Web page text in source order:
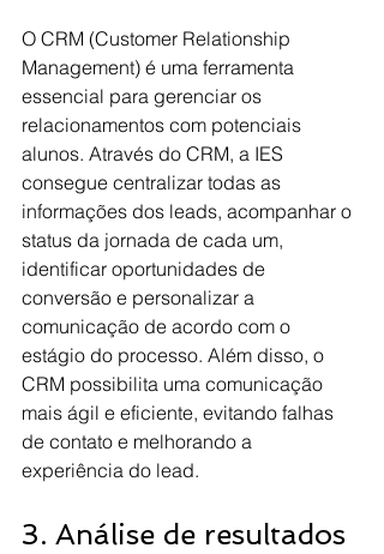
O CRM (Customer Relationship
Management) é uma ferramenta
essencial para gerenciar os
relacionamentos com potenciais
alunos. Através do CRM, a IES
consegue centralizar todas as
informações dos leads, acompanhar o
status da jornada de cada um,
identificar oportunidades de
conversão e personalizar a
comunicação de acordo com o
estágio do processo. Além disso, o
CRM possibilita uma comunicação
mais ágil e eficiente, evitando falhas
de contato e melhorando a
experiência do lead.
3. Análise de resultados